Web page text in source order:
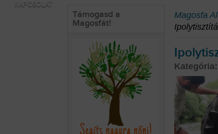
KAPCSOLAT
Támogasd a
Magosfát!
Magosfa